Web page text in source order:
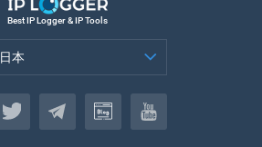
Best IP Logger & IP Tools
日本
本